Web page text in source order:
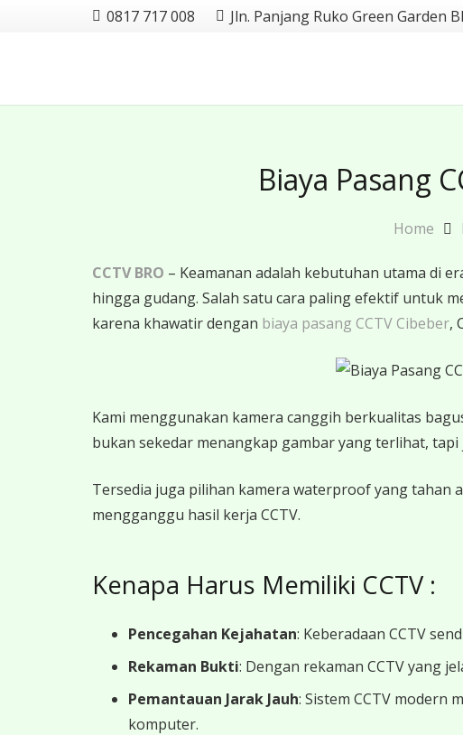
0817 717 008 Jln. Panjang Ruko Green Garden
Biaya Pasang
Home
CCTV BRO – Keamanan adalah kebutuhan utama di
hingga gudang. Salah satu cara paling efektif untuk
karena khawatir dengan biaya pasang CCTV Cibeber,
Kami menggunakan kamera canggih berkualitas
bukan sekedar menangkap gambar yang terlihat,
Tersedia juga pilihan kamera waterproof yang tahan
mengganggu hasil kerja CCTV.
Kenapa Harus Memiliki CCTV :
Pencegahan Kejahatan: Keberadaan CCTV
Rekaman Bukti: Dengan rekaman CCTV yang
Pemantauan Jarak Jauh: Sistem CCTV modern
komputer.